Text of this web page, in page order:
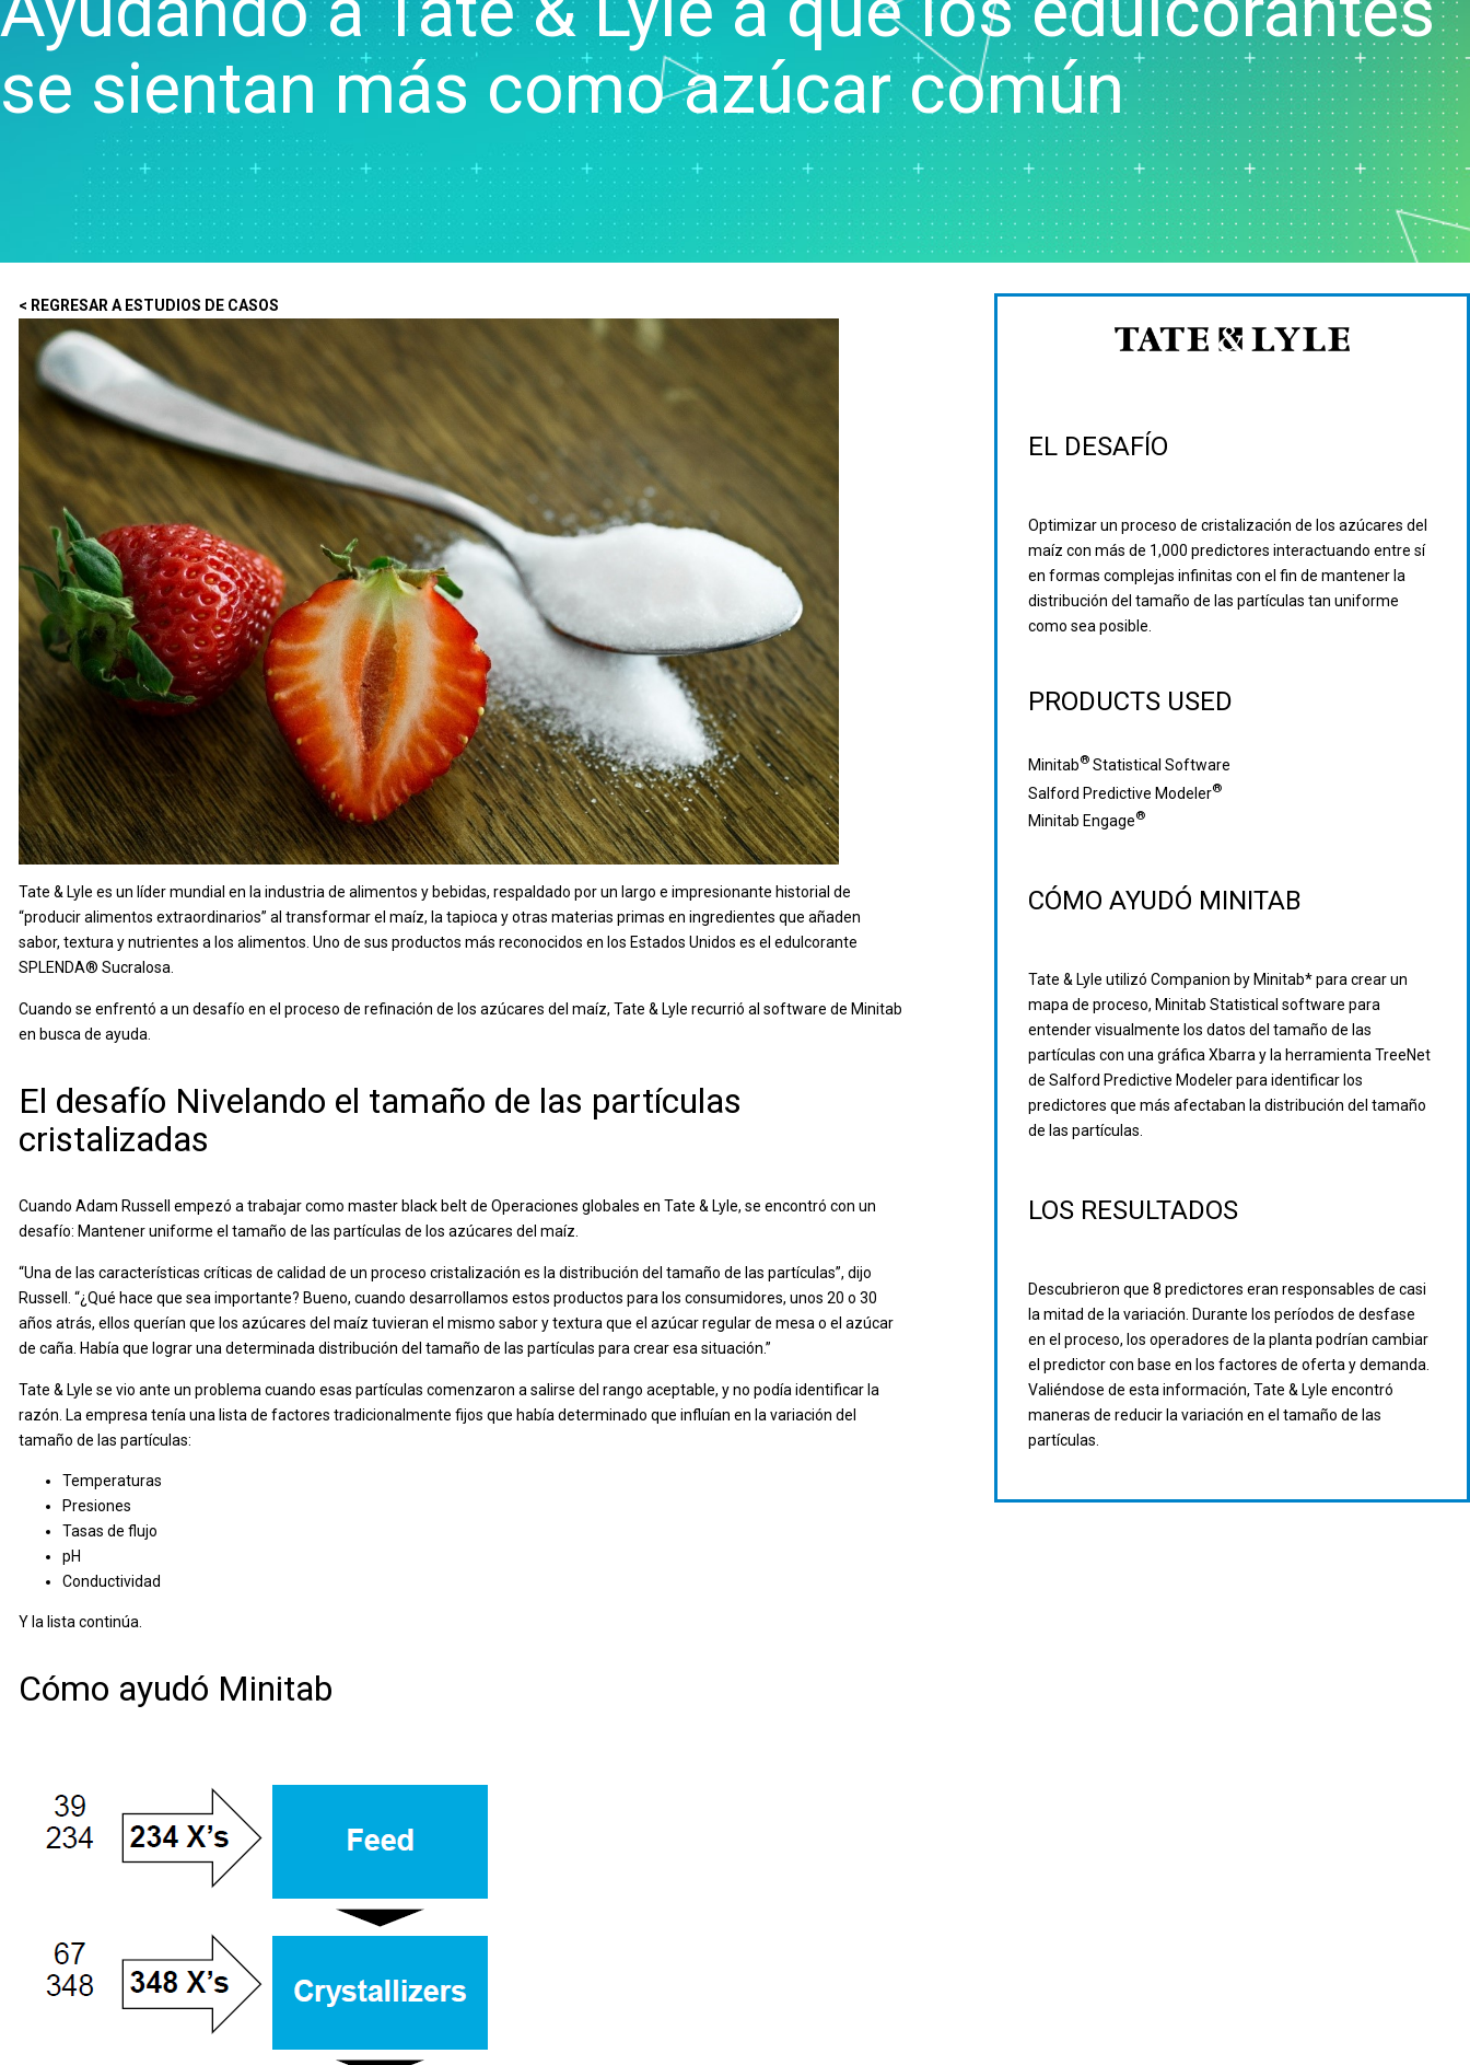
Prolink Data Collection y
Recopilación de datos de
Scytec y OEE
Simulación de eventos
definidos con Simul8
Control estadístico de
procesos
Analítica de calidad
Live Analytics
Confiabilidad y análisis de
datos de vida útil
Simulación por eventos
discretos
Diagramación y mapas
mentales
Gemelos digitales
Modelo y ML Ops
Gestión de innovación y
proyectos
Excelencia en los
procesos: Detectar,
corregir y prevenir
Seguros
Industrial y Manufactura
Productos farmacéuticos
Servicios
Software y Tecnología
Recursos humanos
Analítica de datos de
marketing
Investigación y desarrollo
Actualizaciones de
software
Descargas de productos
Política de soporte
técnico
se sientan más como azúcar común
< REGRESAR A ESTUDIOS DE CASOS
Tate & Lyle es un líder mundial en la industria de alimentos y bebidas, respaldado por un largo e impresionante historial de
“producir alimentos extraordinarios” al transformar el maíz, la tapioca y otras materias primas en ingredientes que añaden
sabor, textura y nutrientes a los alimentos. Uno de sus productos más reconocidos en los Estados Unidos es el edulcorante
SPLENDA® Sucralosa.
Cuando se enfrentó a un desafío en el proceso de refinación de los azúcares del maíz, Tate & Lyle recurrió al software de Minitab
en busca de ayuda.
El desafío Nivelando el tamaño de las partículas
cristalizadas
Cuando Adam Russell empezó a trabajar como master black belt de Operaciones globales en Tate & Lyle, se encontró con un
desafío: Mantener uniforme el tamaño de las partículas de los azúcares del maíz.
“Una de las características críticas de calidad de un proceso cristalización es la distribución del tamaño de las partículas”, dijo
Russell. “¿Qué hace que sea importante? Bueno, cuando desarrollamos estos productos para los consumidores, unos 20 o 30
años atrás, ellos querían que los azúcares del maíz tuvieran el mismo sabor y textura que el azúcar regular de mesa o el azúcar
de caña. Había que lograr una determinada distribución del tamaño de las partículas para crear esa situación.”
Tate & Lyle se vio ante un problema cuando esas partículas comenzaron a salirse del rango aceptable, y no podía identificar la
razón. La empresa tenía una lista de factores tradicionalmente fijos que había determinado que influían en la variación del
tamaño de las partículas:
Temperaturas
Presiones
Tasas de flujo
pH
Conductividad
Y la lista continúa.
Cómo ayudó Minitab
EL DESAFÍO
Optimizar un proceso de cristalización de los azúcares del
maíz con más de 1,000 predictores interactuando entre sí
en formas complejas infinitas con el fin de mantener la
distribución del tamaño de las partículas tan uniforme
como sea posible.
PRODUCTS USED
Minitab® Statistical Software
Salford Predictive Modeler®
Minitab Engage®
CÓMO AYUDÓ MINITAB
Tate & Lyle utilizó Companion by Minitab* para crear un
mapa de proceso, Minitab Statistical software para
entender visualmente los datos del tamaño de las
partículas con una gráfica Xbarra y la herramienta TreeNet
de Salford Predictive Modeler para identificar los
predictores que más afectaban la distribución del tamaño
de las partículas.
LOS RESULTADOS
Descubrieron que 8 predictores eran responsables de casi
la mitad de la variación. Durante los períodos de desfase
en el proceso, los operadores de la planta podrían cambiar
el predictor con base en los factores de oferta y demanda.
Valiéndose de esta información, Tate & Lyle encontró
maneras de reducir la variación en el tamaño de las
partículas.